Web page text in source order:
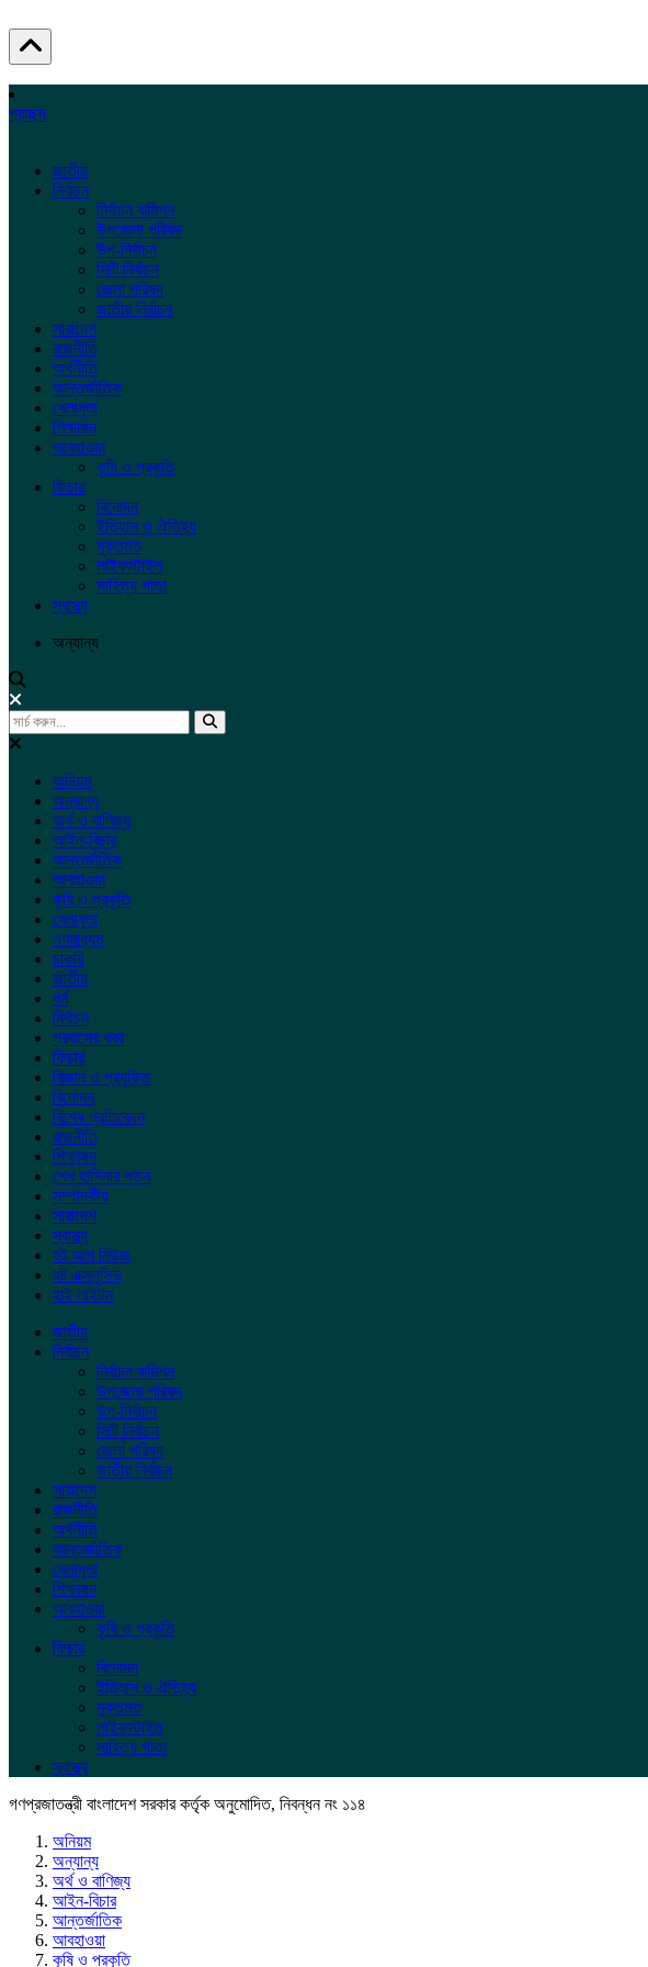
প্রচ্ছদ
জাতীয়
নির্বাচন
নির্বাচন কমিশন
উপজেলা পরিষদ
উপ-নির্বাচন
সিটি নির্বাচন
জেলা পরিষদ
জাতীয় নির্বাচন
সারাদেশ
রাজনীতি
অর্থনীতি
আন্তর্জাতিক
খেলাধুলা
শিক্ষাঙ্গন
আবহাওয়া
কৃষি ও প্রকৃতি
ফিচার
বিনোদন
ইতিহাস ও ঐতিহ্য
মুক্তমত
লাইফস্টাইল
সাহিত্য পাতা
স্বাস্থ্য
অন্যান্য
অনিয়ম
অন্যান্য
অর্থ ও বাণিজ্য
আইন-বিচার
আন্তর্জাতিক
আবহাওয়া
কৃষি ও প্রকৃতি
খেলাধুলা
গণমাধ্যম
চাকরি
জাতীয়
ধর্ম
নির্বাচন
প্রবাসের খবর
ফিচার
বিজ্ঞান ও প্রযুক্তি
বিনোদন
বিশেষ প্রতিবেদন
রাজনীতি
শিক্ষাঙ্গন
শেখ হাসিনার পতন
সম্পাদকীয়
সারাদেশ
স্বাস্থ্য
হট আপ নিউজ
হট এক্সলুসিভ
হাই লাইটস
জাতীয়
নির্বাচন
নির্বাচন কমিশন
উপজেলা পরিষদ
উপ-নির্বাচন
সিটি নির্বাচন
জেলা পরিষদ
জাতীয় নির্বাচন
সারাদেশ
রাজনীতি
অর্থনীতি
আন্তর্জাতিক
খেলাধুলা
শিক্ষাঙ্গন
আবহাওয়া
কৃষি ও প্রকৃতি
ফিচার
বিনোদন
ইতিহাস ও ঐতিহ্য
মুক্তমত
লাইফস্টাইল
সাহিত্য পাতা
স্বাস্থ্য
গণপ্রজাতন্ত্রী বাংলাদেশ সরকার কর্তৃক অনুমোদিত, নিবন্ধন নং ১১৪
অনিয়ম
অন্যান্য
অর্থ ও বাণিজ্য
আইন-বিচার
আন্তর্জাতিক
আবহাওয়া
কৃষি ও প্রকৃতি